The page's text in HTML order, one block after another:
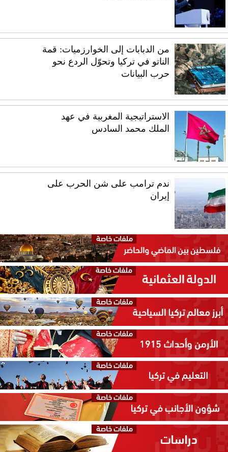
من الدبابات إلى الخوارزميات: قمة
الناتو في تركيا وتحوّل الردع نحو
حرب البيانات
الاستراتيجية المغربية في عهد
الملك محمد السادس
ندم ترامب على شن الحرب على
إيران